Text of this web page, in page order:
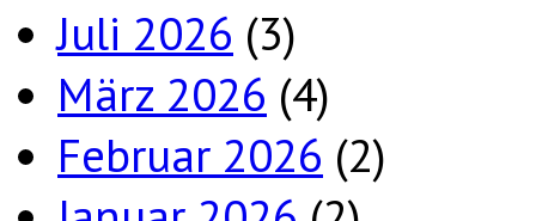
Juli 2026 (3)
März 2026 (4)
Februar 2026 (2)